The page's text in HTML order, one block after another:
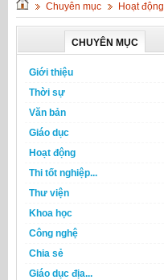
Chuyên mục Hoạt động
CHUYÊN MỤC
Giới thiệu
Thời sự
Văn bản
Giáo dục
Hoạt động
Thi tốt nghiệp...
Thư viện
Khoa học
Công nghệ
Chia sẻ
Giáo dục địa...